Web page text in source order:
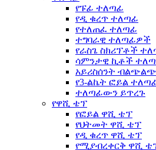
የፑፊ ተለጣፊ
የዲ ቁረጥ ተለጣፊ
የተለጠፈ ተለጣፊ
ተግባራዊ ተለጣፊዎች
የራስጌ ስክሪፕቶች
ሳምንታዊ ኪቶች
አይሪስሰንት
የ3-ልኬት ፎይል
ተለጣፊውን ይጥረጉ
የዋሺ ቴፕ
የፎይል ዋሺ ቴፕ
የህትመት ዋሺ ቴፕ
የዲ ቁረጥ ዋሺ ቴፕ
የሚያብረቀርቅ ዋሺ